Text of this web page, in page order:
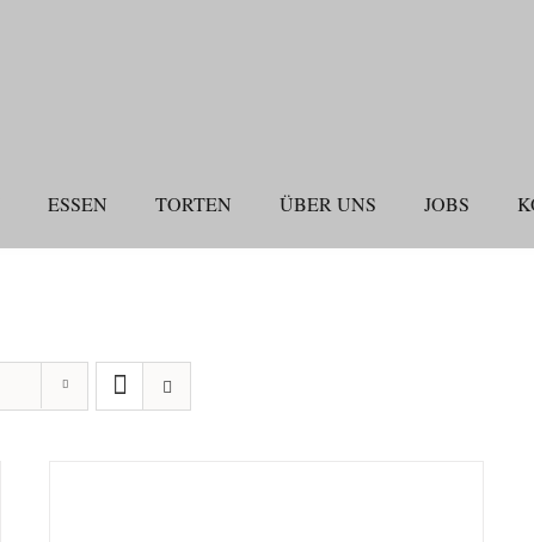
ESSEN TORTEN ÜBER UNS JOBS